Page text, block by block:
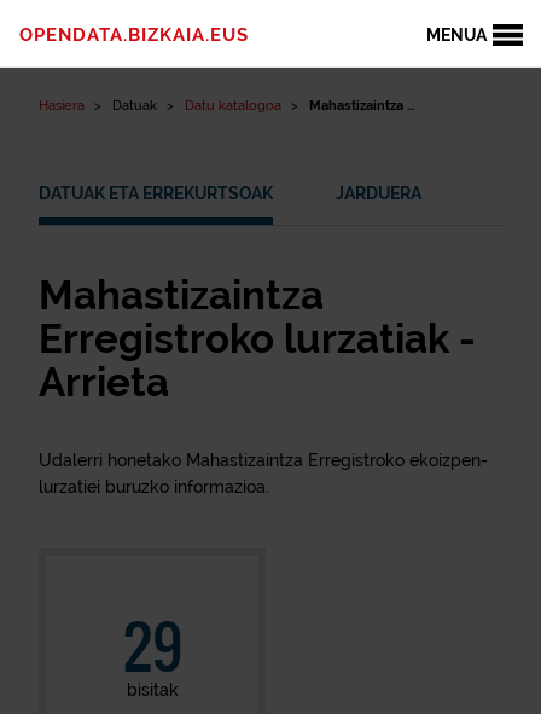
MENUA
OPENDATA.BIZKAIA.EUS
Hasiera Datuak Datu katalogoa Mahastizaintza ...
DATUAK ETA ERREKURTSOAK JARDUERA
Mahastizaintza
Erregistroko lurzatiak -
Arrieta
Udalerri honetako Mahastizaintza Erregistroko ekoizpen-
lurzatiei buruzko informazioa.
29
bisitak